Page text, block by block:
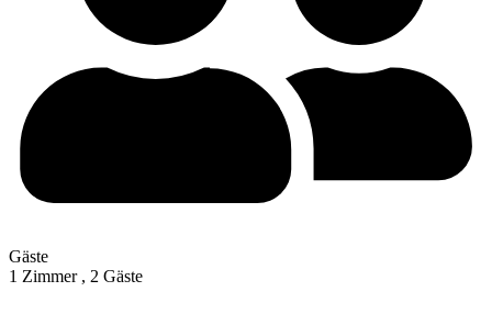
Gäste
1 Zimmer , 2 Gäste